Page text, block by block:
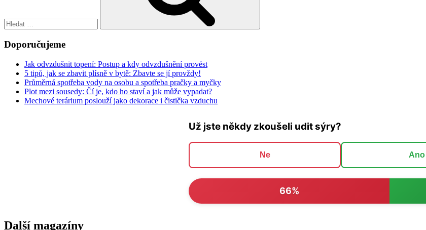
Doporučujeme
Jak odvzdušnit topení: Postup a kdy odvzdušnění provést
5 tipů, jak se zbavit plísně v bytě: Zbavte se jí provždy!
Průměrná spotřeba vody na osobu a spotřeba pračky a myčky
Plot mezi sousedy: Čí je, kdo ho staví a jak může vypadat?
Mechové terárium poslouží jako dekorace i čistička vzduchu
Už jste někdy zkoušeli udit sýry?
Ne Ano
66%
Další magazíny